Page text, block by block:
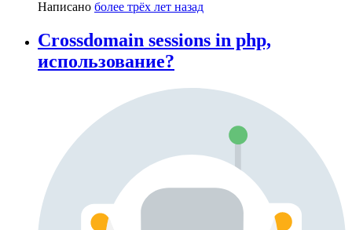
Написано более трёх лет назад
Crossdomain sessions in php,
использование?